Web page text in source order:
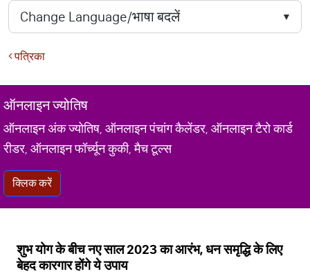
पत्रिका
ऑनलाइन ज्योतिष
ऑनलाइन अंक ज्योतिष, ऑनलाइन पंचांग कैलेंडर, ऑनलाइन टैरो कार्ड
रीडर, ऑनलाइन फॉर्च्यून कुकी, मैच टूल्स
क्लिक करें
शुभ योग के बीच नए साल 2023 का आरंभ, धन समृद्धि के लिए
बेहद कारगार होंगे ये उपाय